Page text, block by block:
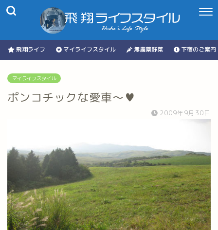
飛翔ライフ マイライフスタイル 無農薬野菜 下宿のご案内
マイライフスタイル
ポンコチックな愛車～♥
2009年9月30日